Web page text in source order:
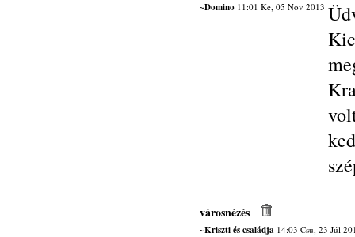
~Domino11:01 Ke, 05 Nov 2013
városnézés
~Kriszti és családja14:03 Csü, 23 Júl